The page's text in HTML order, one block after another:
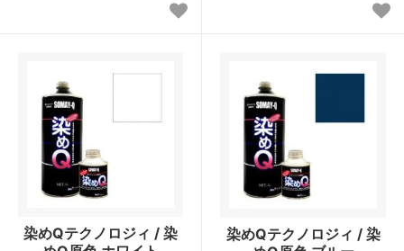
染めQテクノロジィ / 染
染めQテクノロジィ / 染